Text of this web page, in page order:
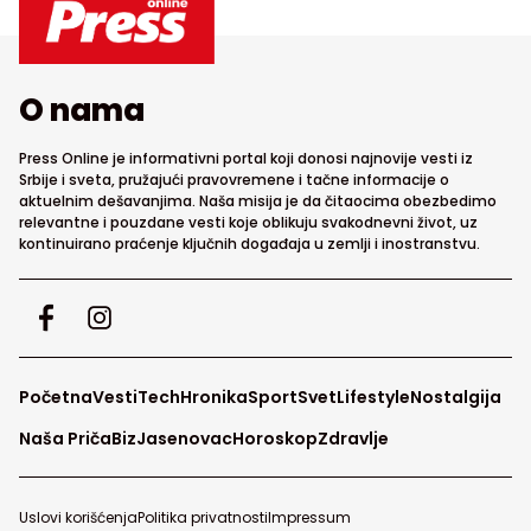
O nama
Press Online je informativni portal koji donosi najnovije vesti iz
Srbije i sveta, pružajući pravovremene i tačne informacije o
aktuelnim dešavanjima. Naša misija je da čitaocima obezbedimo
relevantne i pouzdane vesti koje oblikuju svakodnevni život, uz
kontinuirano praćenje ključnih događaja u zemlji i inostranstvu.
PočetnaVestiTechHronikaSportSvetLifestyleNostalgija
Naša PričaBizJasenovacHoroskopZdravlje
Uslovi korišćenjaPolitika privatnostiImpressum